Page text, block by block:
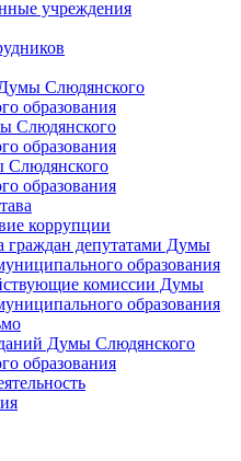
учреждения
Слюдянского
образования
Слюдянского
образования
образования
коррупции
граждан депутатами Думы
образования
комиссии Думы
образования
Думы Слюдянского
образования